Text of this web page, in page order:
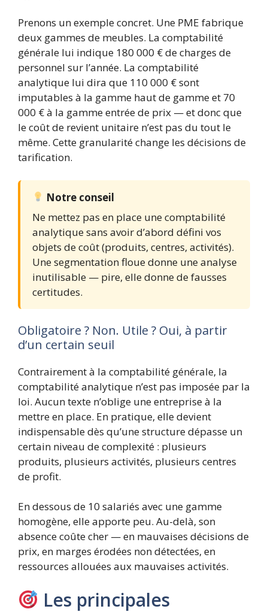
Prenons un exemple concret. Une PME fabrique
deux gammes de meubles. La comptabilité
générale lui indique 180 000 € de charges de
personnel sur l’année. La comptabilité
analytique lui dira que 110 000 € sont
imputables à la gamme haut de gamme et 70
000 € à la gamme entrée de prix — et donc que
le coût de revient unitaire n’est pas du tout le
même. Cette granularité change les décisions de
tarification.
Notre conseil
Ne mettez pas en place une comptabilité
analytique sans avoir d’abord défini vos
objets de coût (produits, centres, activités).
Une segmentation floue donne une analyse
inutilisable — pire, elle donne de fausses
certitudes.
Obligatoire ? Non. Utile ? Oui, à partir
d’un certain seuil
Contrairement à la comptabilité générale, la
comptabilité analytique n’est pas imposée par la
loi. Aucun texte n’oblige une entreprise à la
mettre en place. En pratique, elle devient
indispensable dès qu’une structure dépasse un
certain niveau de complexité : plusieurs
produits, plusieurs activités, plusieurs centres
de profit.
En dessous de 10 salariés avec une gamme
homogène, elle apporte peu. Au-delà, son
absence coûte cher — en mauvaises décisions de
prix, en marges érodées non détectées, en
ressources allouées aux mauvaises activités.
Les principales